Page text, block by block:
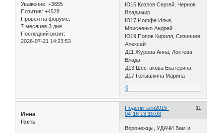
Уважение: +3655
Позитив: +4528
Провел на форуме:
7 месяцев 3 дня
Последний визит:
2026-07-21 14:23:53
Ю15 Козлов Сергей, Чернов
Владимир
Ю17 Иоффе Илья,
Моисеенко Андрей
Ю19 Попов Кирилл, Сизинцев
Алексей
Д11 Журова Анна, Локтева
Влада
Д13 Шестакова Екатерина
Д17 Голышкина Марина
0
Поделиться 11
2015-
04-18 13:10:08
Инна
Гость
Воронежцы, УДАЧИ Вам и